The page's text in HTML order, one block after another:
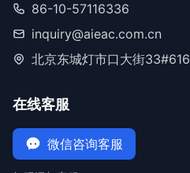
86-10-57116336
inquiry@aieac.com.cn
北京东城灯市口大街33#616
在线客服
微信咨询客服